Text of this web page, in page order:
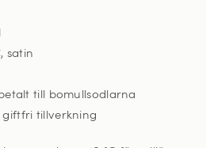
satin
till bomullsodlarna
giftfri tillverkning